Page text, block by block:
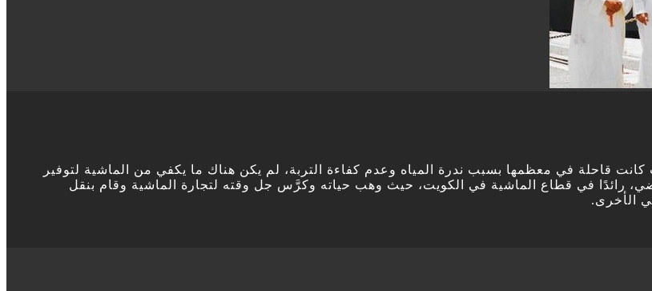
قاحلة في معظمها بسبب ندرة المياه وعدم كفاءة التربة، لم يكن هناك ما يكفي من الماشية لتوفير
رائدًا في قطاع الماشية في الكويت، حيث وهب حياته وكرَّس جل وقته لتجارة الماشية وقام بنقل
الأخرى.